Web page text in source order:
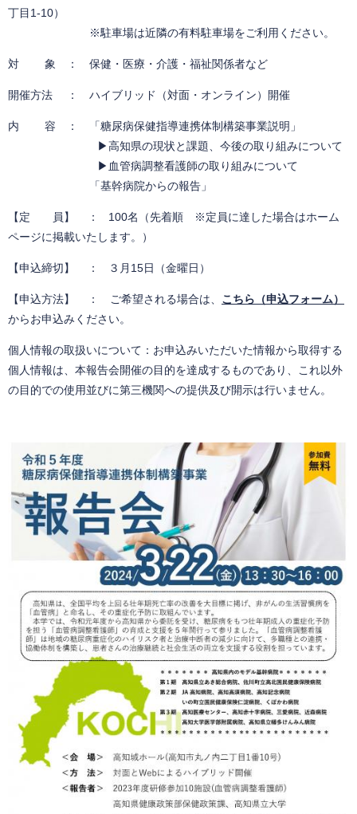
丁目1-10）​
​ ※駐車場は近隣の有料駐車場をご利用ください。
対 象 ： 保健・医療・介護・福祉関係者など
開催方法 ： ハイブリッド（対面・オンライン）開催
内 容 ：
「糖尿病保健指導連携体制構築事業説明」
▶高知県の現状と課題、今後の取り組みについて
▶血管病調整看護師の取り組みについて
「基幹病院からの報告」
【定 員】 ： 100名（先着順 ※定員に達した場合はホーム
ページに掲載いたします。）
【申込締切】 ： ３月15日（金曜日）
【申込方法】 ： ご希望される場合は、 こちら（申込フォーム）
からお申込みください。
個人情報の取扱いについて：お申込みいただいた情報から取得する
個人情報は、本報告会開催の目的を達成するものであり、これ以外
の目的での使用並びに第三機関への提供及び開示は行いません。